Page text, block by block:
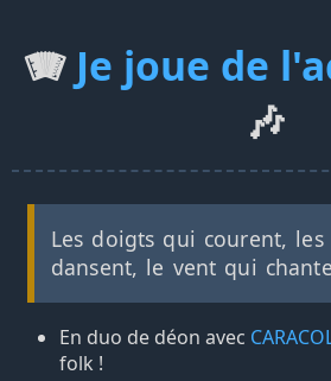
🪗 Je joue de
🎶
Les doigts qui courent,
dansent, le vent qui
En duo de déon avec
folk !